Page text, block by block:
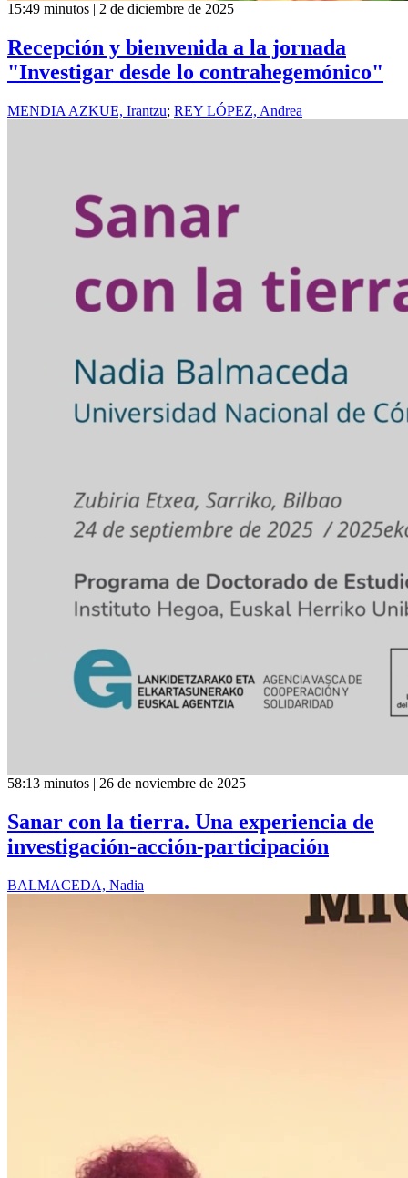
15:49 minutos | 2 de diciembre de 2025
Recepción y bienvenida a la jornada
"Investigar desde lo contrahegemónico"
MENDIA AZKUE, Irantzu; REY LÓPEZ, Andrea
58:13 minutos | 26 de noviembre de 2025
Sanar con la tierra. Una experiencia de
investigación-acción-participación
BALMACEDA, Nadia